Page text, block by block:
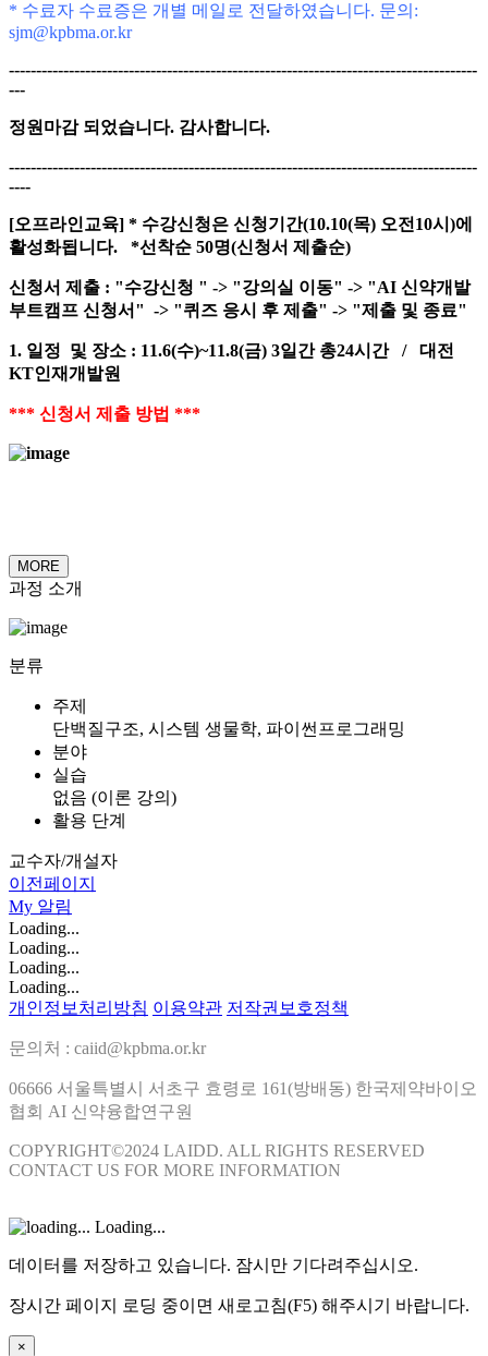
* 수료자 수료증은 개별 메일로 전달하였습니다. 문의:
sjm@kpbma.or.kr
--------------------------------------------------------------------------------------
---
정원마감 되었습니다. 감사합니다.
--------------------------------------------------------------------------------------
----
[오프라인교육] * 수강신청은 신청기간(10.10(목) 오전10시)에
활성화됩니다. *선착순 50명(신청서 제출순)
신청서 제출 : "수강신청 " -> "강의실 이동" -> "AI 신약개발
부트캠프 신청서" -> "퀴즈 응시 후 제출" -> "제출 및 종료"
1. 일정 및 장소 : 11.6(수)~11.8(금) 3일간 총24시간 /
대전
KT인재개발원
*** 신청서 제출 방법 ***
MORE
과정 소개
분류
주제
단백질구조, 시스템 생물학, 파이썬프로그래밍
분야
실습
없음 (이론 강의)
활용 단계
교수자/개설자
이전페이지
My 알림
Loading...
Loading...
Loading...
Loading...
개인정보처리방침 이용약관 저작권보호정책
문의처 : caiid@kpbma.or.kr
06666 서울특별시 서초구 효령로 161(방배동) 한국제약바이오
협회 AI 신약융합연구원
COPYRIGHT©2024 LAIDD. ALL RIGHTS RESERVED
CONTACT US FOR MORE INFORMATION
Loading...
데이터를 저장하고 있습니다. 잠시만 기다려주십시오.
장시간 페이지 로딩 중이면 새로고침(F5) 해주시기 바랍니다.
×